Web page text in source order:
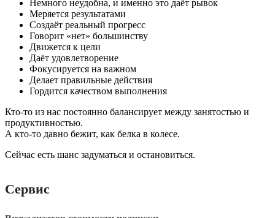
Немного неудобна, и именно это даёт рывок
Меряется результатами
Создаёт реальный прогресс
Говорит «нет» большинству
Движется к цели
Даёт удовлетворение
Фокусируется на важном
Делает правильные действия
Гордится качеством выполнения
Кто-то из нас постоянно балансирует между занятостью и
продуктивностью.
А кто-то давно бежит, как белка в колесе.
Сейчас есть шанс задуматься и остановиться.
Сервис